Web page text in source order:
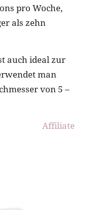
pro Woche,
als zehn
auch ideal zur
man
von 5 –
Affiliate